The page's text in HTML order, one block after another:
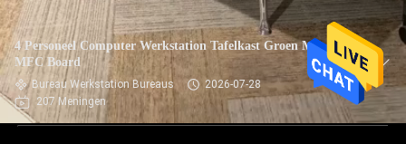
4 Personeel Computer Werkstation Tafelkast Groen Met E1
MFC Board
Bureau Werkstation Bureaus
2026-07-28
207 Meningen